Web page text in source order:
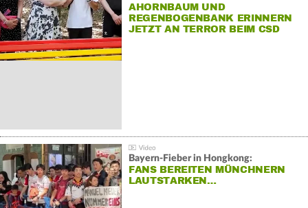
AHORNBAUM UND
REGENBOGENBANK ERINNERN
JETZT AN TERROR BEIM CSD
Bayern-Fieber in Hongkong:
FANS BEREITEN MÜNCHNERN
LAUTSTARKEN…